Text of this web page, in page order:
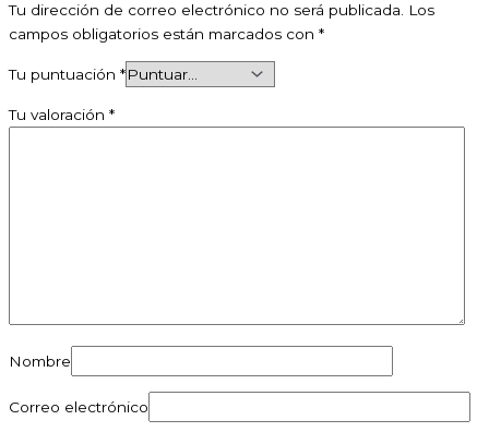
Tu dirección de correo electrónico no será publicada. Los
campos obligatorios están marcados con *
Tu puntuación *
Tu valoración *
Nombre
Correo electrónico